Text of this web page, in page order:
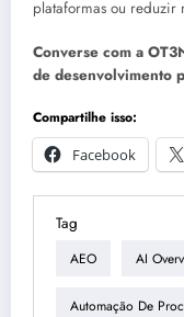
plataformas ou reduzir
Converse com a
de desenvolvimento
Compartilhe isso:
Facebook
Tag
AEO AI
Automação De